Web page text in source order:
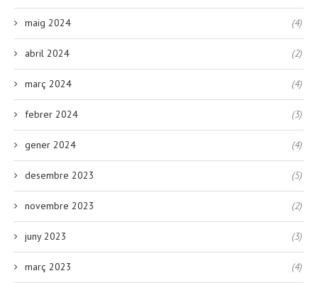
maig 2024 (4)
abril 2024 (2)
març 2024 (4)
febrer 2024 (3)
gener 2024 (4)
desembre 2023 (5)
novembre 2023 (2)
juny 2023 (3)
març 2023 (4)